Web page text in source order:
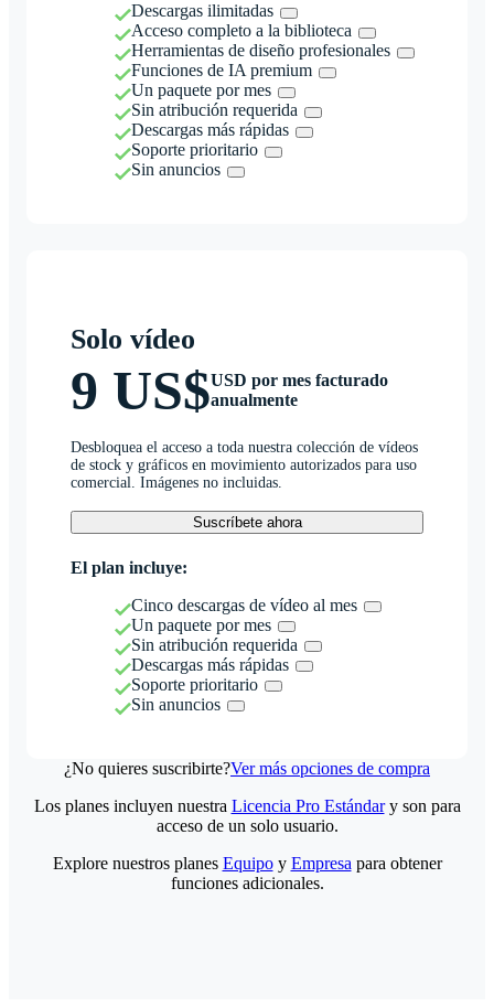
Descargas ilimitadas
Acceso completo a la biblioteca
Herramientas de diseño profesionales
Funciones de IA premium
Un paquete por mes
Sin atribución requerida
Descargas más rápidas
Soporte prioritario
Sin anuncios
Solo vídeo
9 US$USD por mes facturado
anualmente
Desbloquea el acceso a toda nuestra colección de vídeos
de stock y gráficos en movimiento autorizados para uso
comercial. Imágenes no incluidas.
Suscríbete ahora
El plan incluye:
Cinco descargas de vídeo al mes
Un paquete por mes
Sin atribución requerida
Descargas más rápidas
Soporte prioritario
Sin anuncios
¿No quieres suscribirte?Ver más opciones de compra
Los planes incluyen nuestra Licencia Pro Estándary son para
acceso de un solo usuario.
Explore nuestros planes Equipoy Empresa para obtener
funciones adicionales.